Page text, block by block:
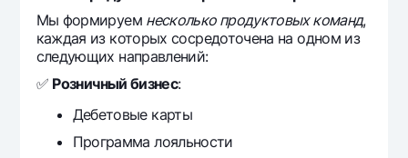
Follow us on social networks
Contact center
+998 78 148-00-101344
Мы формируем несколько продуктовых команд,
каждая из которых сосредоточена на одном из
следующих направлений:
✅ Розничный бизнес:
Дебетовые карты
Программа лояльности